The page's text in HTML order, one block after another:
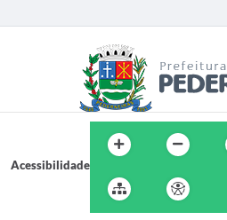
Acessibilidade